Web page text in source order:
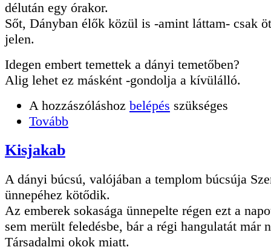
délután egy órakor.
Sőt, Dányban élők közül is -amint láttam- csak
jelen.
Idegen embert temettek a dányi temetőben?
Alig lehet ez másként -gondolja a kívülálló.
A hozzászóláshoz belépés szükséges
Tovább
Kisjakab
A dányi búcsú, valójában a templom búcsúja
ünnepéhez kötődik.
Az emberek sokasága ünnepelte régen ezt a
sem merült feledésbe, bár a régi hangulatát már
Társadalmi okok miatt.